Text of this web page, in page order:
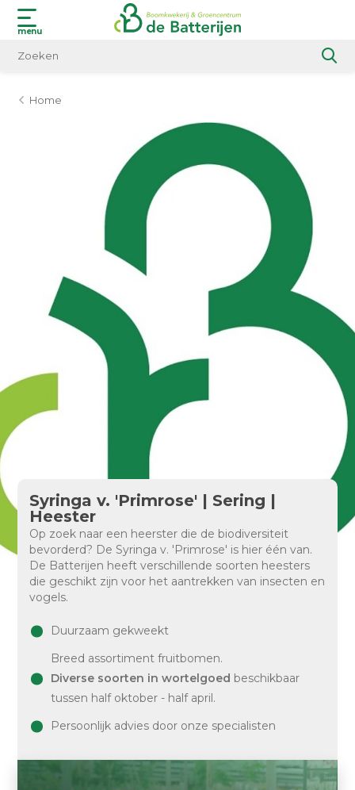
menu
Home
Syringa v. 'Primrose' | Sering |
Heester
Op zoek naar een heerster die de biodiversiteit
bevorderd? De Syringa v. 'Primrose' is hier één van.
De Batterijen heeft verschillende soorten heesters
die geschikt zijn voor het aantrekken van insecten en
vogels.
Duurzaam gekweekt
Breed assortiment fruitbomen.
Diverse soorten in wortelgoed beschikbaar
tussen half oktober - half april.
Persoonlijk advies door onze specialisten